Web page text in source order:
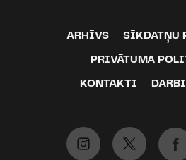
ARHĪVS SĪKDATŅU
PRIVĀTUMA
KONTAKTI